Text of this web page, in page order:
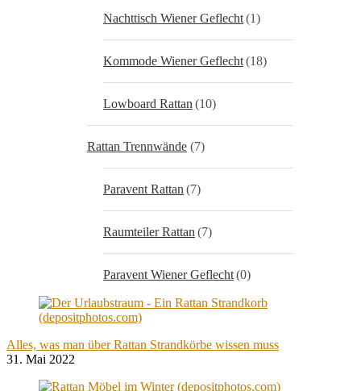
Nachttisch Wiener Geflecht(1)
Kommode Wiener Geflecht(18)
Lowboard Rattan (10)
Rattan Trennwände (7)
Paravent Rattan (7)
Raumteiler Rattan (7)
Paravent Wiener Geflecht(0)
Alles, was man über Rattan Strandkörbe wissen muss
31. Mai 2022